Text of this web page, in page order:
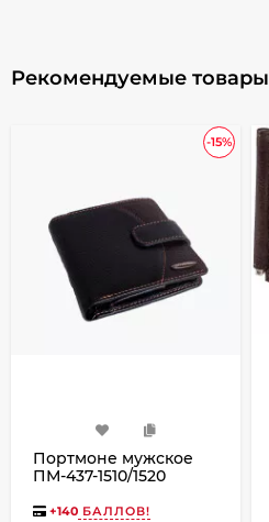
Рекомендуемые товары
-15%
Портмоне мужское
ПМ-437-1510/1520
+140 БАЛЛОВ!